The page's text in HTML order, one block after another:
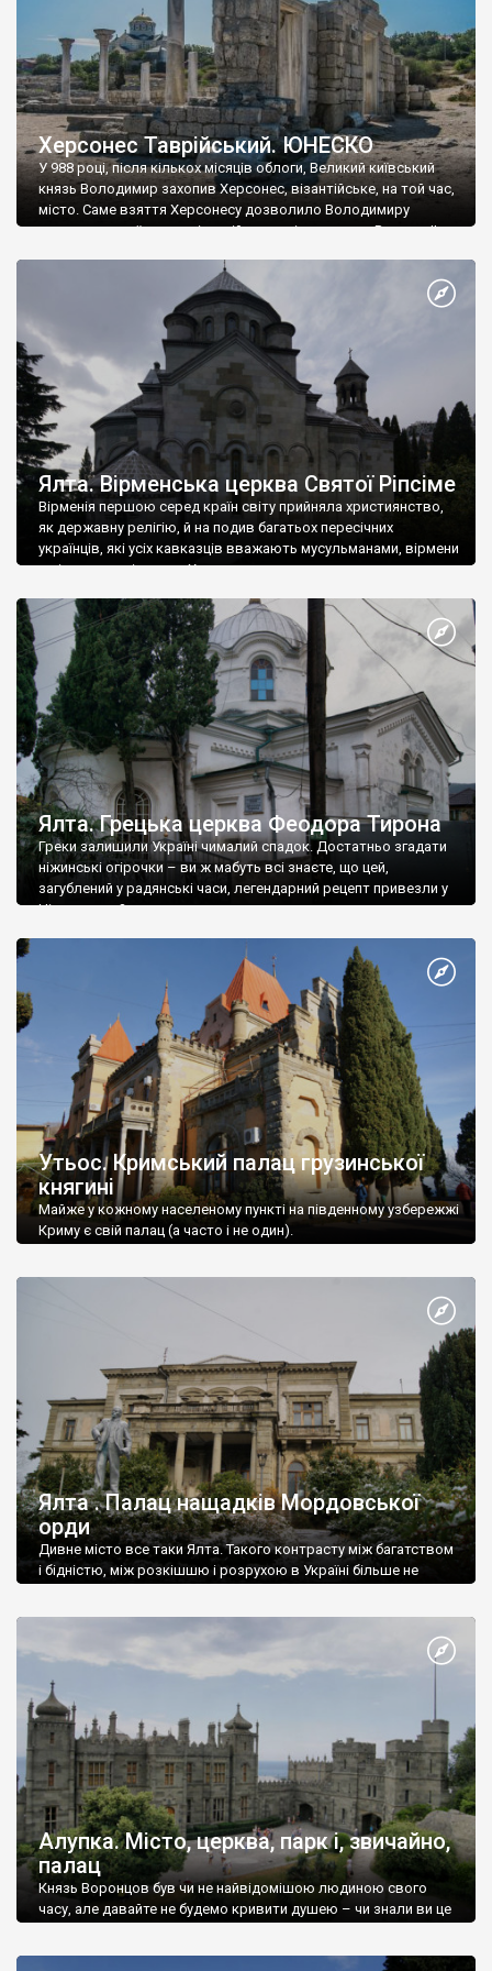
Херсонес Таврійський. ЮНЕСКО
У 988 році, після кількох місяців облоги, Великий київський
князь Володимир захопив Херсонес, візантійське, на той час,
місто. Саме взяття Херсонесу дозволило Володимиру
диктувати свої умови візантійському імператору Василю ІІ, та
Херсонесі Володимир-язичник, став Василем-християнином.
А потім було Хрещення Русі. На честь Херсонесу Таврійського
Ялта. Вірменська церква Святої Ріпсіме
Вірменія першою серед країн світу прийняла християнство,
як державну релігію, й на подив багатьох пересічних
українців, які усіх кавказців вважають мусульманами, вірмени
є відданими вірянами Христа
Ялта. Грецька церква Феодора Тирона
Греки залишили Україні чималий спадок. Достатньо згадати
ніжинські огірочки – ви ж мабуть всі знаєте, що цей,
загублений у радянські часи, легендарний рецепт привезли у
Ніжин греки?
Утьос. Кримський палац грузинської
княгині
Майже у кожному населеному пункті на південному узбережжі
Криму є свій палац (а часто і не один).
Ялта . Палац нащадків Мордовської
орди
Дивне місто все таки Ялта. Такого контрасту між багатством
і бідністю, між розкішшю і розрухою в Україні більше не
Алупка. Місто, церква, парк і, звичайно,
палац
Князь Воронцов був чи не найвідомішою людиною свого
часу, але давайте не будемо кривити душею – чи знали ви це